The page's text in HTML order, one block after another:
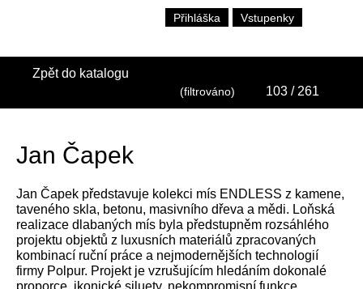
Přihláška Vstupenky
Zpět do katalogu
(filtrováno) 103 / 261
Jan Čapek
Jan Čapek představuje kolekci mís ENDLESS z kamene,
taveného skla, betonu, masivního dřeva a mědi. Loňská
realizace dlabaných mís byla předstupněm rozsáhlého
projektu objektů z luxusních materiálů zpracovaných
kombinací ruční práce a nejmodernějších technologií
firmy Polpur. Projekt je vzrušujícím hledáním dokonalé
proporce, ikonické siluety, nekompromisní funkce